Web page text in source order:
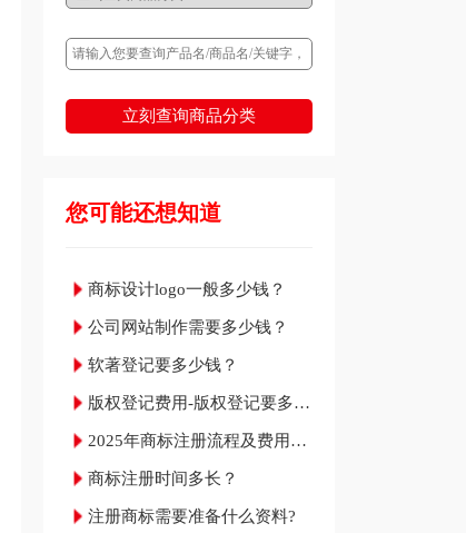
立刻查询商品分类
您可能还想知道
商标设计logo一般多少钱？
公司网站制作需要多少钱？
软著登记要多少钱？
版权登记费用-版权登记要多少
2025年商标注册流程及费用材
商标注册时间多长？
注册商标需要准备什么资料?